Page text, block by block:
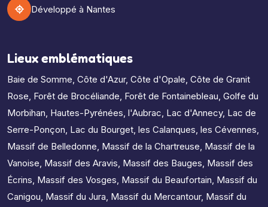
Développé à Nantes
Lieux emblématiques
Baie de Somme, Côte d'Azur, Côte d'Opale, Côte de Granit
Rose, Forêt de Brocéliande, Forêt de Fontainebleau, Golfe du
Morbihan, Hautes-Pyrénées, l'Aubrac, Lac d'Annecy, Lac de
Serre-Ponçon, Lac du Bourget, les Calanques, les Cévennes,
Massif de Belledonne, Massif de la Chartreuse, Massif de la
Vanoise, Massif des Aravis, Massif des Bauges, Massif des
Écrins, Massif des Vosges, Massif du Beaufortain, Massif du
Canigou, Massif du Jura, Massif du Mercantour, Massif du